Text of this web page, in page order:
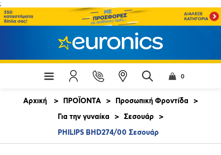
;
0
Αρχική > ΠΡΟΪΟΝΤΑ > Προσωπική Φροντίδα
>
Για την γυναίκα
> Σεσουάρ
>
PHILIPS BHD274/00 Σεσουάρ